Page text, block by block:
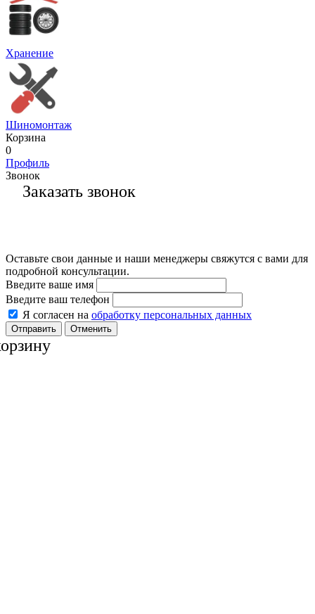
Хранение
Шиномонтаж
Корзина
0
Профиль
Звонок
Заказать звонок
Оставьте свои данные и наши менеджеры свяжутся с вами для
подробной консультации.
Введите ваше имя
Введите ваш телефон
Я согласен на обработку персональных данных
Отменить